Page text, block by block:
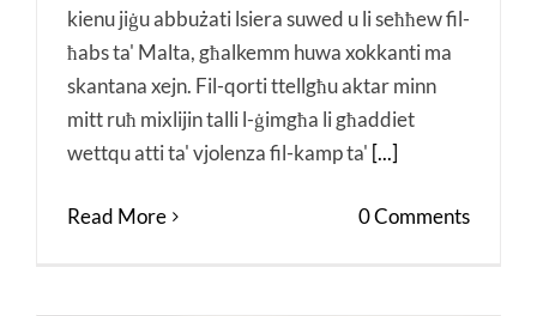
kienu jiġu abbużati lsiera suwed u li seħħew fil-
ħabs ta' Malta, għalkemm huwa xokkanti ma
skantana xejn. Fil-qorti ttellgħu aktar minn
mitt ruħ mixlijin talli l-ġimgħa li għaddiet
wettqu atti ta' vjolenza fil-kamp ta' [...]
Read More 0 Comments